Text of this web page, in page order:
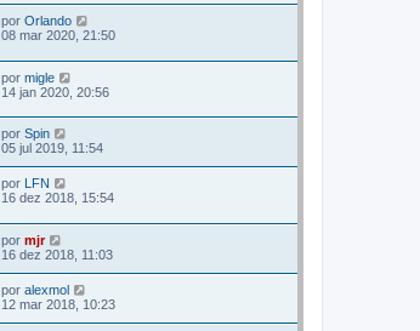
por Orlando
08 mar 2020, 21:50
por migle
14 jan 2020, 20:56
por Spin
05 jul 2019, 11:54
por LFN
16 dez 2018, 15:54
por mjr
16 dez 2018, 11:03
por alexmol
12 mar 2018, 10:23